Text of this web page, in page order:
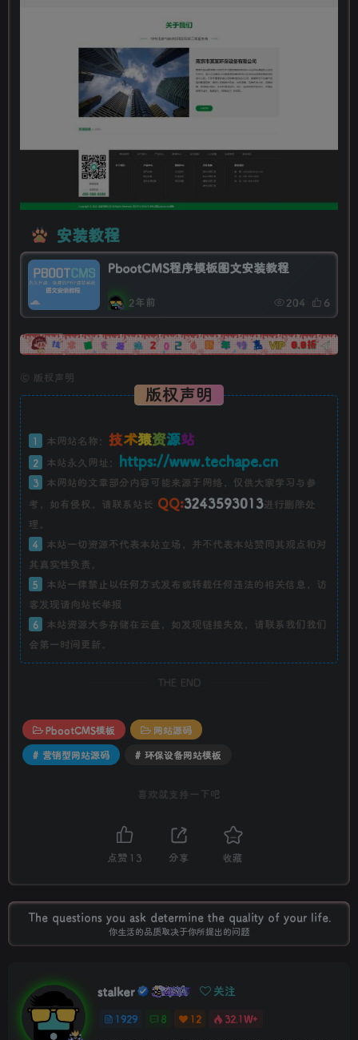
安装教程
PbootCMS程序模板图文安装教程
2年前 204 6
广告
© 版权声明
版权声明
1 本网站名称： 技术猿资源站
2 本站永久网址： https://www.techape.cn
3
本网站的文章部分内容可能来源于网络，仅供大家学习与参
考，如有侵权，请联系站长 QQ:3243593013进行删除处
理。
4
本站一切资源不代表本站立场，并不代表本站赞同其观点和对
其真实性负责。
5
本站一律禁止以任何方式发布或转载任何违法的相关信息，访
客发现请向站长举报
6
本站资源大多存储在云盘，如发现链接失效，请联系我们我们
会第一时间更新。
THE END
PbootCMS模板
网站源码
# 营销型网站源码
# 环保设备网站模板
喜欢就支持一下吧
点赞 13 分享 收藏
Not afraid of people blocking, I'm afraid their surrender.
不怕万人阻挡，只怕自己投降
stalker 关注
1929 8 12
32.1W+